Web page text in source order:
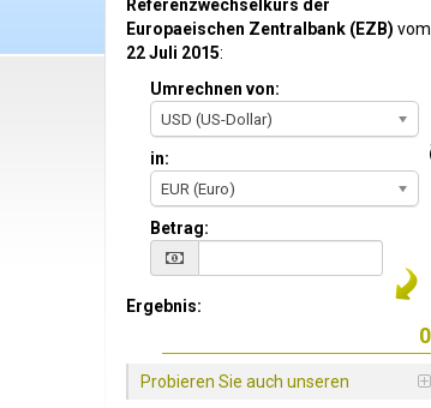
Referenzwechselkurs der
Europaeischen Zentralbank (EZB) vom
22 Juli 2015:
Umrechnen von:
USD (US-Dollar)
in:
EUR (Euro)
Betrag:
Ergebnis:
Probieren Sie auch unseren